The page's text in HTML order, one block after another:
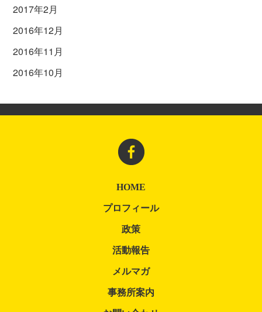
2017年2月
2016年12月
2016年11月
2016年10月
HOME
プロフィール
政策
活動報告
メルマガ
事務所案内